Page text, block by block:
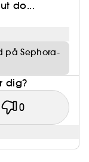
do...
på Sephora-
dig?
0